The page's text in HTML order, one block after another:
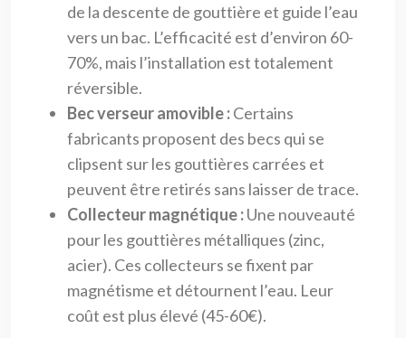
de la descente de gouttière et guide l’eau
vers un bac. L’efficacité est d’environ 60-
70%, mais l’installation est totalement
réversible.
Bec verseur amovible :Certains
fabricants proposent des becs qui se
clipsent sur les gouttières carrées et
peuvent être retirés sans laisser de trace.
Collecteur magnétique :Une nouveauté
pour les gouttières métalliques (zinc,
acier). Ces collecteurs se fixent par
magnétisme et détournent l’eau. Leur
coût est plus élevé (45-60€).